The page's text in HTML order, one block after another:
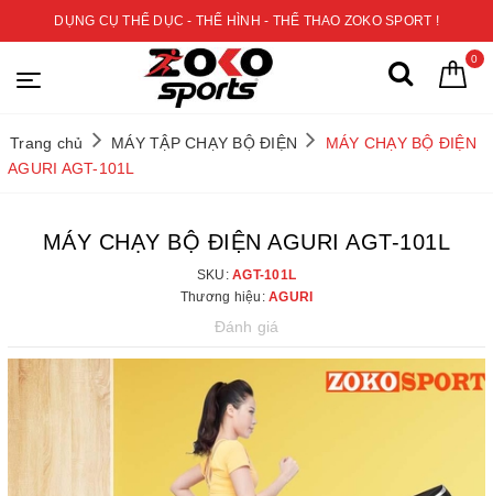
DỤNG CỤ THỂ DỤC - THỂ HÌNH - THỂ THAO ZOKO SPORT !
0
Trang chủ MÁY TẬP CHẠY BỘ ĐIỆN
MÁY CHẠY BỘ ĐIỆN
AGURI AGT-101L
MÁY CHẠY BỘ ĐIỆN AGURI AGT-101L
SKU:AGT-101L
Thương hiệu: AGURI
Đánh giá